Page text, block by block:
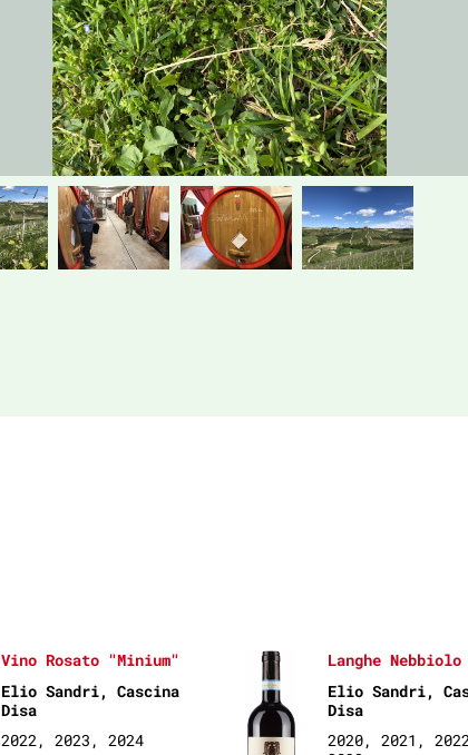
Vino Rosato "Minium"
Elio Sandri, Cascina
Disa
2022, 2023, 2024
Langhe Nebbiolo
Elio Sandri,
Disa
2020, 2021,